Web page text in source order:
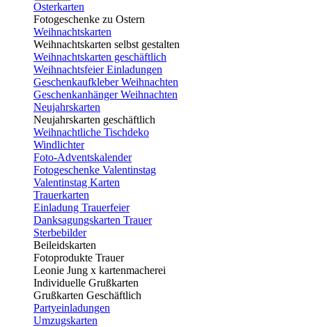
Osterkarten
Fotogeschenke zu Ostern
Weihnachtskarten
Weihnachtskarten selbst gestalten
Weihnachtskarten geschäftlich
Weihnachtsfeier Einladungen
Geschenkaufkleber Weihnachten
Geschenkanhänger Weihnachten
Neujahrskarten
Neujahrskarten geschäftlich
Weihnachtliche Tischdeko
Windlichter
Foto-Adventskalender
Fotogeschenke Valentinstag
Valentinstag Karten
Trauerkarten
Einladung Trauerfeier
Danksagungskarten Trauer
Sterbebilder
Beileidskarten
Fotoprodukte Trauer
Leonie Jung x kartenmacherei
Individuelle Grußkarten
Grußkarten Geschäftlich
Partyeinladungen
Umzugskarten